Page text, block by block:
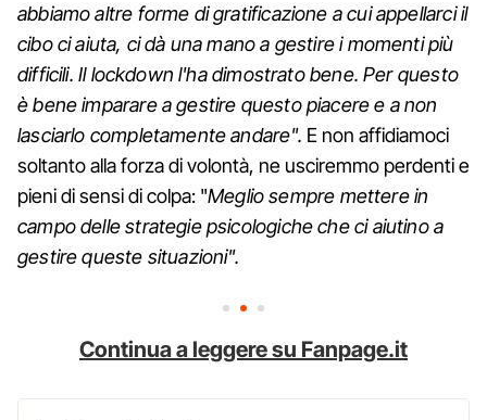
abbiamo altre forme di gratificazione a cui appellarci il
cibo ci aiuta, ci dà una mano a gestire i momenti più
difficili. Il lockdown l'ha dimostrato bene. Per questo
è bene imparare a gestire questo piacere e a non
lasciarlo completamente andare". E non affidiamoci
soltanto alla forza di volontà, ne usciremmo perdenti e
pieni di sensi di colpa: "Meglio sempre mettere in
campo delle strategie psicologiche che ci aiutino a
gestire queste situazioni".
Continua a leggere su Fanpage.it